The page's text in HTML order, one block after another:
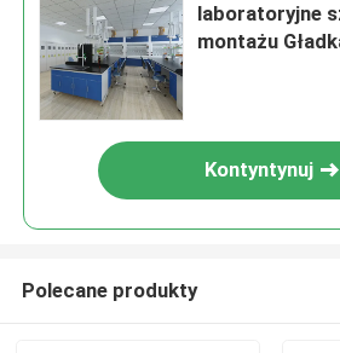
laboratoryjne
montażu
Kontyntynuj
Polecane produkty